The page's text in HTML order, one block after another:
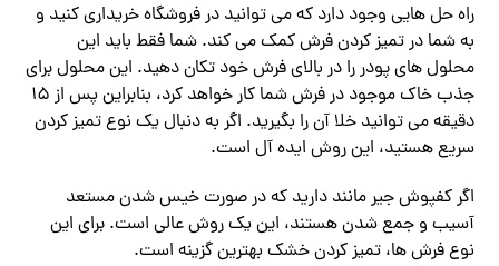
راه حل هایی وجود دارد که می توانید در فروشگاه خریداری کنید و
به شما در تمیز کردن فرش کمک می کند. شما فقط باید این
محلول های پودر را در بالای فرش خود تکان دهید. این محلول برای
جذب خاک موجود در فرش شما کار خواهد کرد، بنابراین پس از 15
دقیقه می توانید خلا آن را بگیرید. اگر به دنبال یک نوع تمیز کردن
سریع هستید، این روش ایده آل است.
اگر کفپوش جیر مانند دارید که در صورت خیس شدن مستعد
آسیب و جمع شدن هستند، این یک روش عالی است. برای این
نوع فرش ها، تمیز کردن خشک بهترین گزینه است.